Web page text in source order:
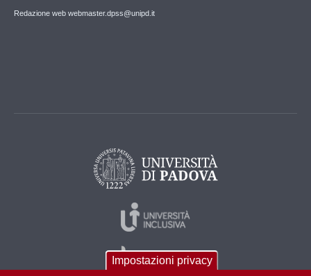
Redazione web webmaster.dpss@unipd.it
Impostazioni privacy